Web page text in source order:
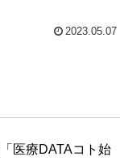
2023.05.07
医療DATAコト始